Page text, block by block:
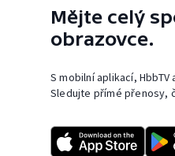
Mějte celý
obrazovce.
S mobilní aplikací,
Sledujte přímé přenosy,